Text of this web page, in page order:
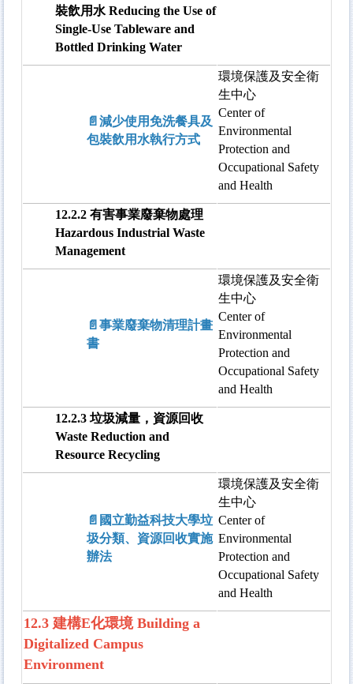
裝飲用水 Reducing the Use of
Single-Use Tableware and
Bottled Drinking Water
📄減少使用免洗餐具及
包裝飲用水執行方式
環境保護及安全衛
生中心
Center of
Environmental
Protection and
Occupational Safety
and Health
12.2.2 有害事業廢棄物處理
Hazardous Industrial Waste
Management
📄事業廢棄物清理計畫
書
環境保護及安全衛
生中心
Center of
Environmental
Protection and
Occupational Safety
and Health
12.2.3 垃圾減量，資源回收
Waste Reduction and
Resource Recycling
📄國立勤益科技大學垃
圾分類、資源回收實施
辦法
環境保護及安全衛
生中心
Center of
Environmental
Protection and
Occupational Safety
and Health
12.3 建構E化環境 Building a
Digitalized Campus
Environment